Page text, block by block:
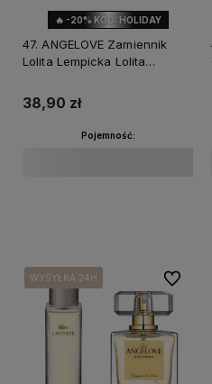
🔥 -20% KOD: HOLIDAY
47. ANGELOVE Zamiennik
Lolita Lempicka Lolita
38,90 zł
Pojemność:
WYSYŁKA 24H
WYSYŁKA 24H Do